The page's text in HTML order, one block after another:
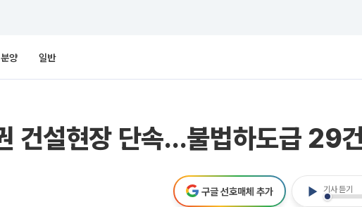
분양 일반
건설현장 단속…불법하도급 29
기사 듣기
구글 선호매체 추가